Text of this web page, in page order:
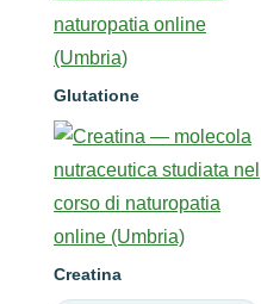
Glutatione
Creatina